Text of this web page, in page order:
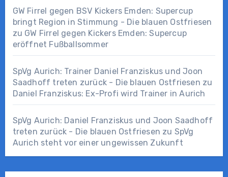
GW Firrel gegen BSV Kickers Emden: Supercup
bringt Region in Stimmung - Die blauen Ostfriesen
zu GW Firrel gegen Kickers Emden: Supercup
eröffnet Fußballsommer
SpVg Aurich: Trainer Daniel Franziskus und Joon
Saadhoff treten zurück - Die blauen Ostfriesen zu
Daniel Franziskus: Ex-Profi wird Trainer in Aurich
SpVg Aurich: Daniel Franziskus und Joon Saadhoff
treten zurück - Die blauen Ostfriesen zu SpVg
Aurich steht vor einer ungewissen Zukunft